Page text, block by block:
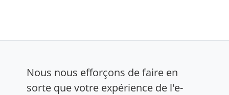
Nous nous efforçons de faire en
sorte que votre expérience de l'e-